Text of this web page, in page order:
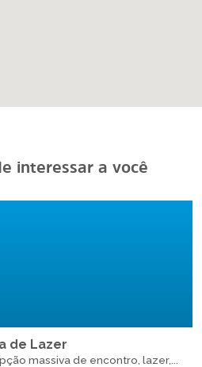
interessar a você
de Lazer
massiva de encontro, lazer,...